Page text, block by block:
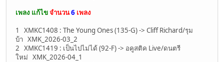
เพลง แก้ไขจำนวน6 เพลง
1 XMKC1408 : The Young Ones (135-G) -> Cliff Richard/รุม
บ้า XMK_2026-03_2
2 XMKC1419 : เป็นไปไม่ได้ (92-F) -> อคูสติค Live/ดนตรี
ใหม่ XMK_2026-04_1